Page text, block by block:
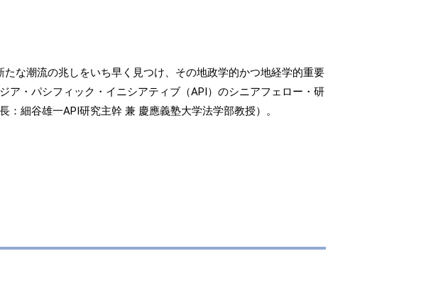
な潮流の兆しをいち早く見つけ、その地政学的かつ地経学的重要
・パシフィック・イニシアティブ（API）のシニアフェロー・研
細谷雄一API研究主幹 兼 慶應義塾大学法学部教授）。